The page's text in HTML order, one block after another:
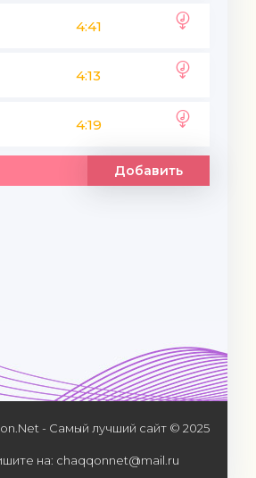
4:41
4:13
4:19
Добавить
- Самый лучший сайт © 2025
на: chaqqonnet@mail.ru